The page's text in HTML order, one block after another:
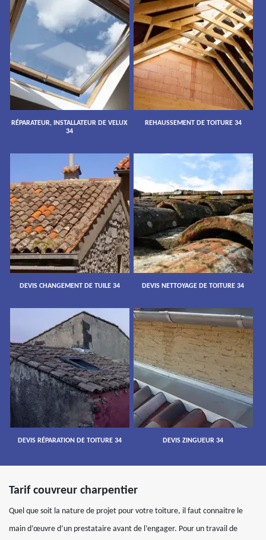
RÉPARATEUR, INSTALLATEUR DE VELUX
34
REHAUSSEMENT DE TOITURE 34
DEVIS CHANGEMENT DE TUILE 34 DEVIS NETTOYAGE DE TOITURE 34
DEVIS RÉPARATION DE TOITURE 34 DEVIS ZINGUEUR 34
Tarif couvreur charpentier
Quel que soit la nature de projet pour votre toiture, il faut connaitre le
main d’œuvre d’un prestataire avant de l’engager. Pour un travail de